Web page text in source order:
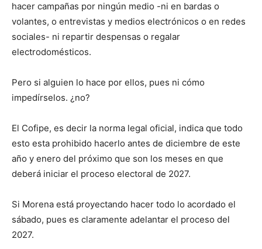
hacer campañas por ningún medio -ni en bardas o
volantes, o entrevistas y medios electrónicos o en redes
sociales- ni repartir despensas o regalar
electrodomésticos.
Pero si alguien lo hace por ellos, pues ni cómo
impedírselos. ¿no?
El Cofipe, es decir la norma legal oficial, indica que todo
esto esta prohibido hacerlo antes de diciembre de este
año y enero del próximo que son los meses en que
deberá iniciar el proceso electoral de 2027.
Si Morena está proyectando hacer todo lo acordado el
sábado, pues es claramente adelantar el proceso del
2027.